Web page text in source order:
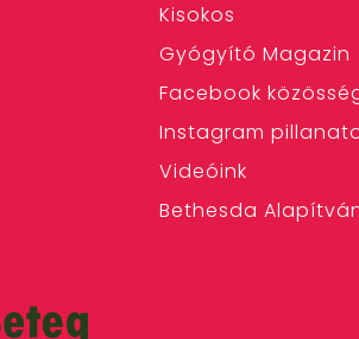
Kisokos
Gyógyító Magazin
Facebook
Instagram
Videóink
Bethesda